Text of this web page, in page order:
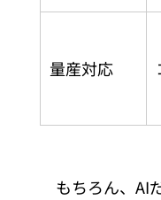
量産対応
もちろん、AI